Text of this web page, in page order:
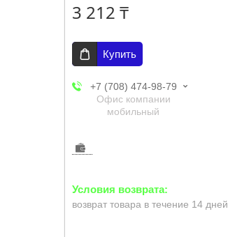
3 212 ₸
Купить
+7 (708) 474-98-79
Офис компании
мобильный
возврат товара в течение 14 дней